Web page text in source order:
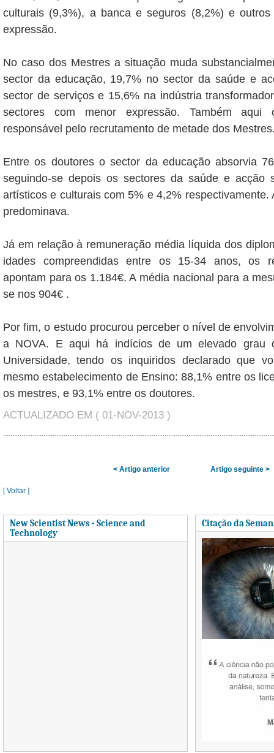
culturais (9,3%), a banca e seguros (8,2%) e
expressão.
No caso dos Mestres a situação muda
sector da educação, 19,7% no sector da saúde e
sector de serviços e 15,6% na indústria
sectores com menor expressão. Também
responsável pelo recrutamento de metade dos
Entre os doutores o sector da educação absorvia
seguindo-se depois os sectores da saúde e acção
artísticos e culturais com 5% e 4,2% respectivamente.
predominava.
Já em relação à remuneração média líquida dos
idades compreendidas entre os 15-34 anos, os
apontam para os 1.184€. A média nacional para a
se nos 904€ .
Por fim, o estudo procurou perceber o nível de
a NOVA. E aqui há indícios de um elevado grau
Universidade, tendo os inquiridos declarado que
mesmo estabelecimento de Ensino: 88,1% entre os
os mestres, e 93,1% entre os doutores.
ACTUALIZADO EM ( 01-NOV-2013 )
< Artigo anterior Artigo seguinte >
[ Voltar ]
New Scientist News - Science and
Technology
Citação da